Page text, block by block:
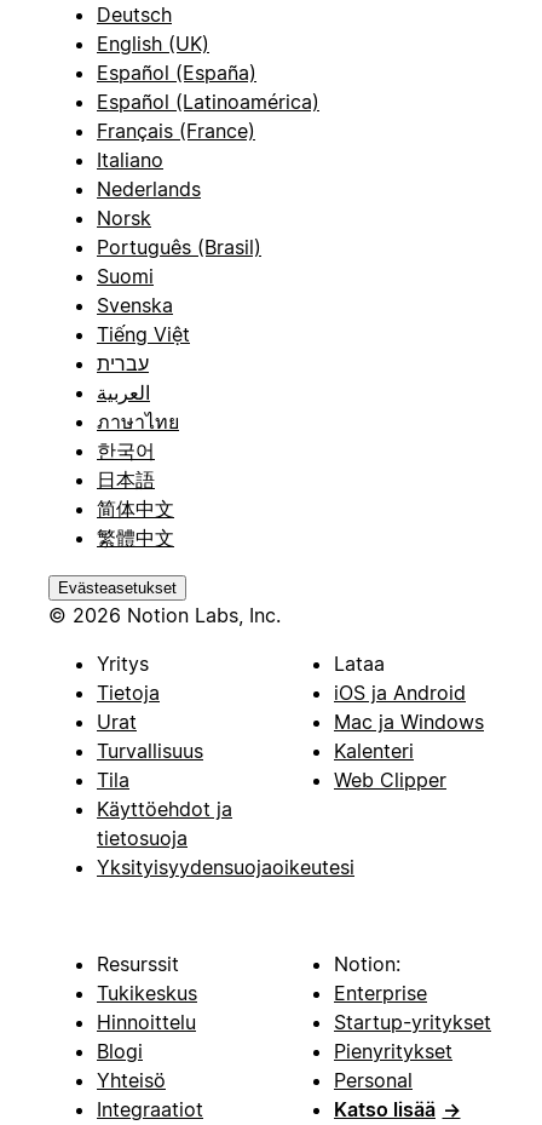
Deutsch
English (UK)
Español (España)
Español (Latinoamérica)
Français (France)
Italiano
Nederlands
Norsk
Português (Brasil)
Suomi
Svenska
Tiếng Việt
עברית
العربية
ภาษาไทย
한국어
日本語
简体中文
繁體中文
Evästeasetukset
© 2026 Notion Labs, Inc.
Yritys
Tietoja
Urat
Turvallisuus
Tila
Käyttöehdot ja
tietosuoja
Yksityisyydensuojaoikeutesi
Lataa
iOS ja Android
Mac ja Windows
Kalenteri
Web Clipper
Resurssit
Tukikeskus
Hinnoittelu
Blogi
Yhteisö
Integraatiot
Notion:
Enterprise
Startup-yritykset
Pienyritykset
Personal
Katso lisää →